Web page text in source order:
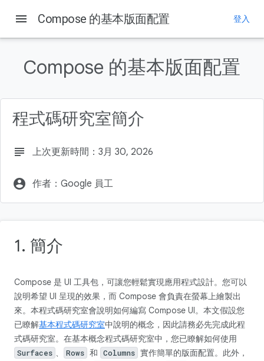
1. 簡介
課程內容
建構項目
2. 開始設定
menu Compose 的基本版面配置 登入
Compose 的基本版面配置
程式碼研究室簡介
subject 上次更新時間：3月 30, 2026
account_circle 作者：Google 員工
1. 簡介
Compose 是 UI 工具包，可讓您輕鬆實現應用程式設計。您可以
說明希望 UI 呈現的效果，而 Compose 會負責在螢幕上繪製出
來。本程式碼研究室會說明如何編寫 Compose UI。本文假設您
已瞭解基本程式碼研究室中說明的概念，因此請務必先完成此程
式碼研究室。在基本概念程式碼研究室中，您已瞭解如何使用
Surfaces 、 Rows 和 Columns 實作簡單的版面配置。此外，